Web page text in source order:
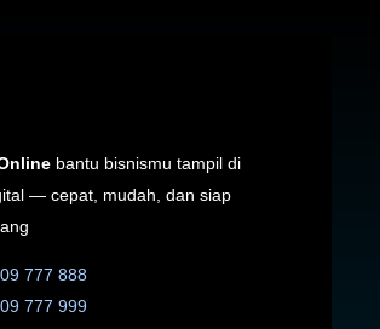
bantu bisnismu tampil di
— cepat, mudah, dan siap
777 888
777 999